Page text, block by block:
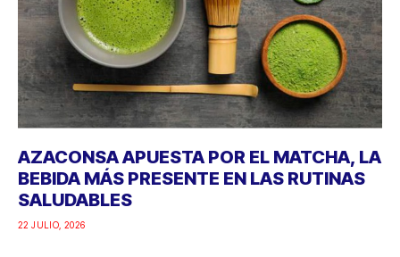
AZACONSA APUESTA POR EL MATCHA, LA
BEBIDA MÁS PRESENTE EN LAS RUTINAS
SALUDABLES
22 JULIO, 2026